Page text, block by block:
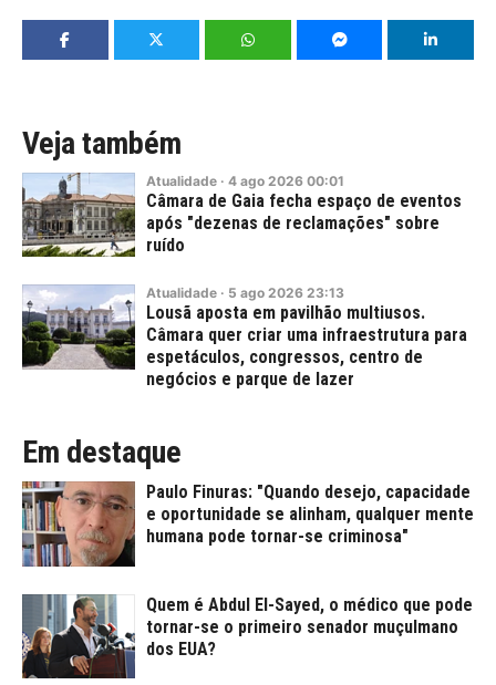
Veja também
Atualidade · 4 ago 2026 00:01
Câmara de Gaia fecha espaço de eventos
após "dezenas de reclamações" sobre
ruído
Atualidade · 5 ago 2026 23:13
Lousã aposta em pavilhão multiusos.
Câmara quer criar uma infraestrutura para
espetáculos, congressos, centro de
negócios e parque de lazer
Em destaque
Paulo Finuras: "Quando desejo, capacidade
e oportunidade se alinham, qualquer mente
humana pode tornar-se criminosa"
Quem é Abdul El-Sayed, o médico que pode
tornar-se o primeiro senador muçulmano
dos EUA?